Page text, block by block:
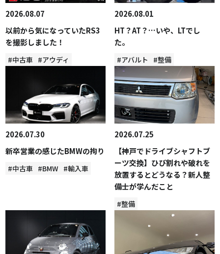
2026.08.07
以前から気になっていたRS3
を撮影しました！
#中古車 #アウディ
2026.08.01
HT？AT？…いや、LTでし
た。
#アバルト #整備
2026.07.30
新卒営業の感じたBMWの拘り
#中古車 #BMW #輸入車
2026.07.25
【神戸でドライブシャフトブ
ーツ交換】ひび割れや破れを
放置するとどうなる？新人整
備士が学んだこと
#整備